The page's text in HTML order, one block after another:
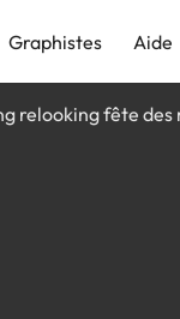
Graphistes Aide
relooking fête des